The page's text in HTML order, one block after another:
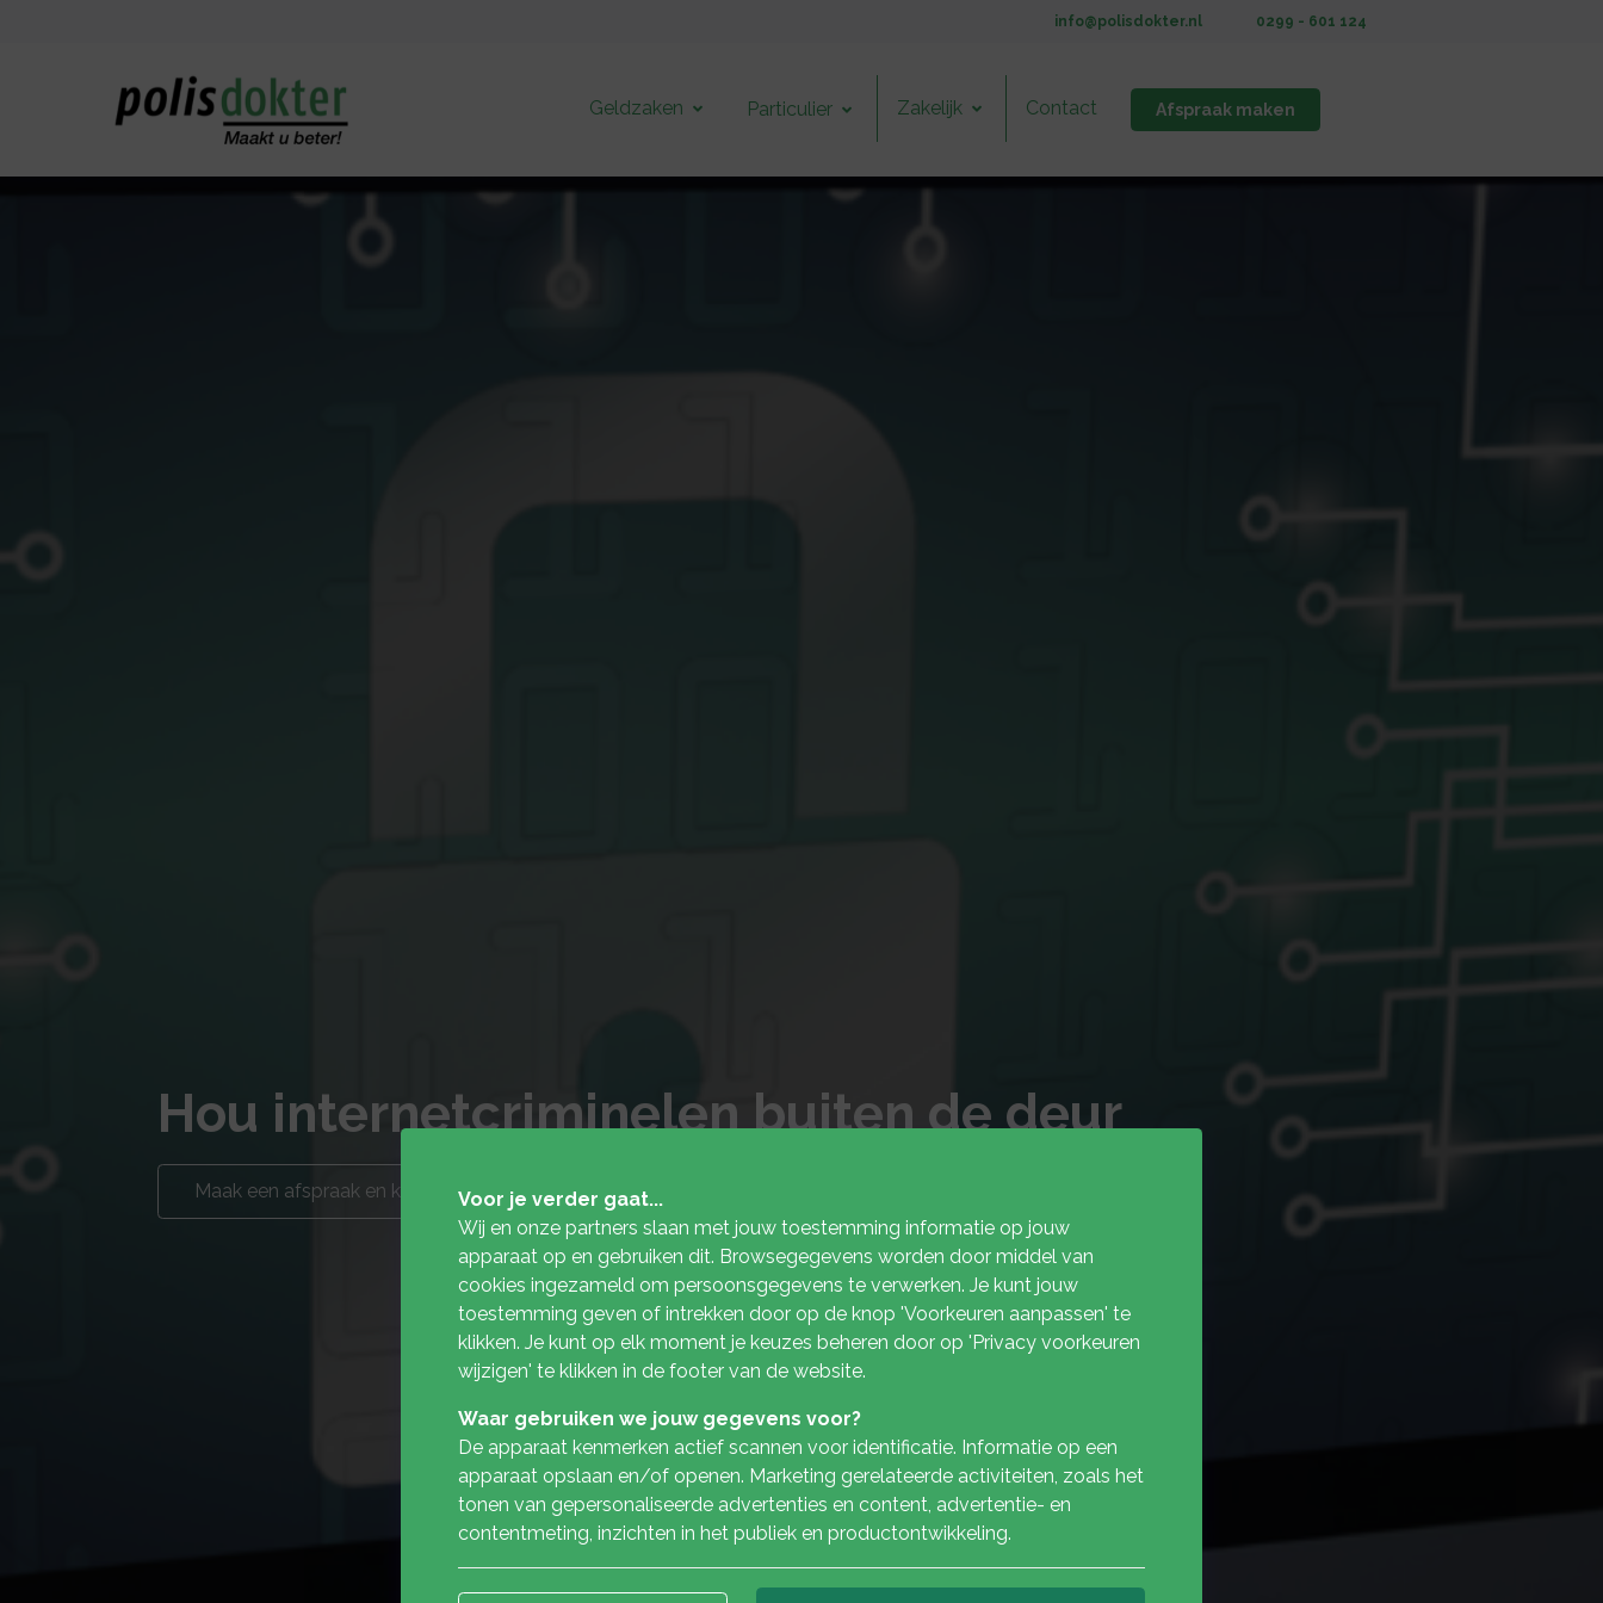
info@polisdokter.nl 0299 - 601 124
Geldzaken Particulier Zakelijk Contact Afspraak maken
Hou internetcriminelen buiten de deur
Maak een afspraak en kom langsVoor je verder gaat...
Wij en onze partners slaan met jouw toestemming informatie op jouw
apparaat op en gebruiken dit. Browsegegevens worden door middel van
cookies ingezameld om persoonsgegevens te verwerken. Je kunt jouw
toestemming geven of intrekken door op de knop 'Voorkeuren aanpassen' te
klikken. Je kunt op elk moment je keuzes beheren door op 'Privacy voorkeuren
wijzigen' te klikken in de footer van de website.
Waar gebruiken we jouw gegevens voor?
De apparaat kenmerken actief scannen voor identificatie. Informatie op een
apparaat opslaan en/of openen. Marketing gerelateerde activiteiten, zoals het
tonen van gepersonaliseerde advertenties en content, advertentie- en
contentmeting, inzichten in het publiek en productontwikkeling.